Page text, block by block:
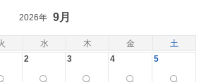
水 木 金 土
2026年 9月
2 3 4 5